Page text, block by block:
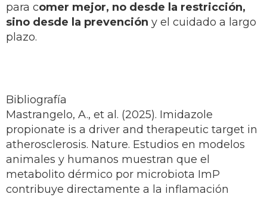
para comer mejor, no desde la restricción,
sino desde la prevención y el cuidado a largo
plazo.
Bibliografía
Mastrangelo, A., et al. (2025). Imidazole
propionate is a driver and therapeutic target in
atherosclerosis. Nature. Estudios en modelos
animales y humanos muestran que el
metabolito dérmico por microbiota ImP
contribuye directamente a la inflamación